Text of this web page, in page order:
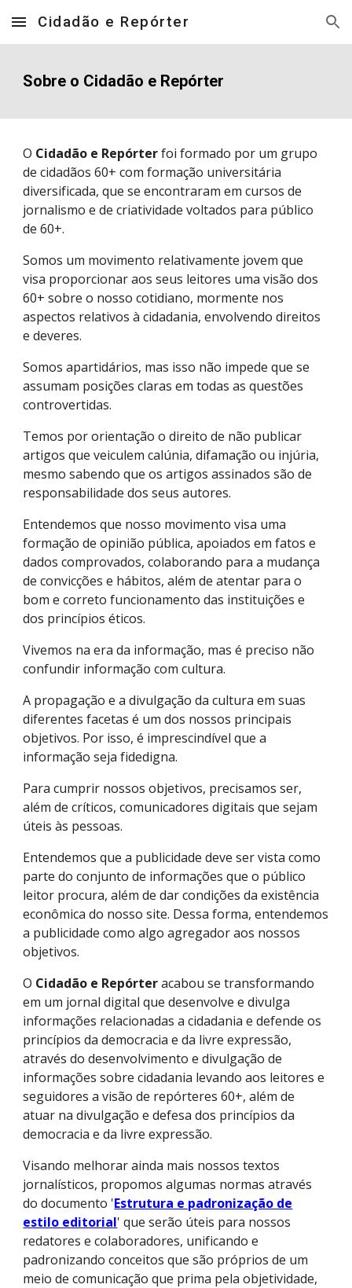
Skip to main content Skip to navigation
Cidadão e Repórter
Sobre o Cidadão e Repórter
O Cidadão e Repórterfoi formado por um grupo
de cidadãos 60+ com formação universitária
diversificada, que se encontraram em cursos de
jornalismo e de criatividade voltados para público
de 60+.
Somos um movimento relativamente jovem que
visa proporcionar aos seus leitores uma visão dos
60+ sobre o nosso cotidiano, mormente nos
aspectos relativos à cidadania, envolvendo direitos
e deveres.
Somos apartidários, mas isso não impede que se
assumam posições claras em todas as questões
controvertidas.
Temos por orientação o direito de não publicar
artigos que veiculem calúnia, difamação ou injúria,
mesmo sabendo que os artigos assinados são de
responsabilidade dos seus autores.
Entendemos que nosso movimento visa uma
formação de opinião pública, apoiados em fatos e
dados comprovados, colaborando para a mudança
de convicções e hábitos, além de atentar para o
bom e correto funcionamento das instituições e
dos princípios éticos.
Vivemos na era da informação, mas é preciso não
confundir informação com cultura.
A propagação e a divulgação da cultura em suas
diferentes facetas é um dos nossos principais
objetivos. Por isso, é imprescindível que a
informação seja fidedigna.
Para cumprir nossos objetivos, precisamos ser,
além de críticos, comunicadores digitais que sejam
úteis às pessoas.
Entendemos que a publicidade deve ser vista como
parte do conjunto de informações que o público
leitor procura, além de dar condições da existência
econômica do nosso site. Dessa forma, entendemos
a publicidade como algo agregador aos nossos
objetivos.
O Cidadão e Repórteracabou se transformando
em um jornal digital que desenvolve e divulga
informações relacionadas a cidadania e defende os
princípios da democracia e da livre expressão,
através do desenvolvimento e divulgação de
informações sobre cidadania levando aos leitores e
seguidores a visão de repórteres 60+, além de
atuar na divulgação e defesa dos princípios da
democracia e da livre expressão.
Visando melhorar ainda mais nossos textos
jornalísticos, propomos algumas normas através
do documento 'Estrutura e padronização de
estilo editorial' que serão úteis para nossos
redatores e colaboradores, unificando e
padronizando conceitos que são próprios de um
meio de comunicação que prima pela objetividade,